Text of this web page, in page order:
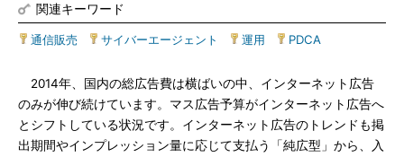
関連キーワード
通信販売 サイバーエージェント 運用 PDCA
2014年、国内の総広告費は横ばいの中、インターネット広告
のみが伸び続けています。マス広告予算がインターネット広告へ
とシフトしている状況です。インターネット広告のトレンドも掲
出期間やインプレッション量に応じて支払う「純広型」から、入